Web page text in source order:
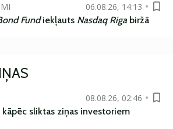
06.08.26, 14:13
Fundiekļauts Nasdaq Riga biržā
08.08.26, 02:46
kāpēc sliktas ziņas investoriem